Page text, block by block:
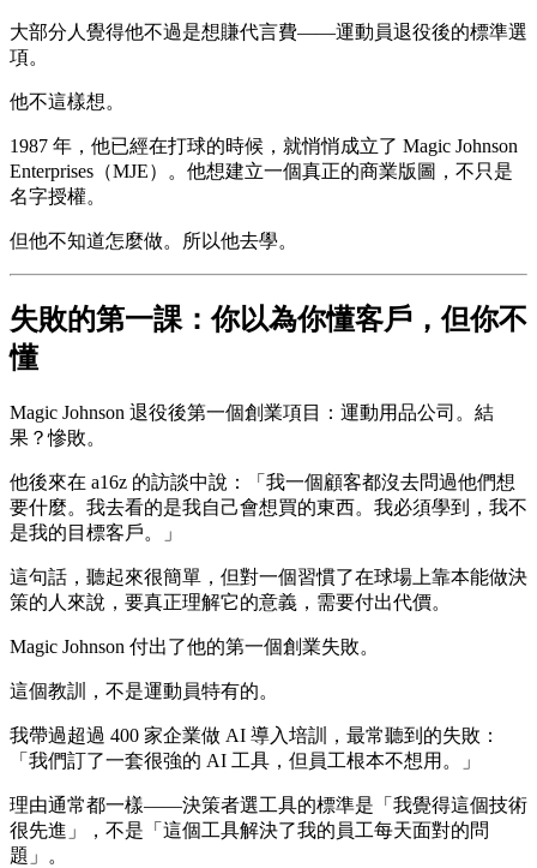
大部分人覺得他不過是想賺代言費——運動員退役後的標準選
項。
他不這樣想。
1987 年，他已經在打球的時候，就悄悄成立了 Magic Johnson
Enterprises（MJE）。他想建立一個真正的商業版圖，不只是
名字授權。
但他不知道怎麼做。所以他去學。
失敗的第一課：你以為你懂客戶，但你不
懂
Magic Johnson 退役後第一個創業項目：運動用品公司。結
果？慘敗。
他後來在 a16z 的訪談中說：「我一個顧客都沒去問過他們想
要什麼。我去看的是我自己會想買的東西。我必須學到，我不
是我的目標客戶。」
這句話，聽起來很簡單，但對一個習慣了在球場上靠本能做決
策的人來說，要真正理解它的意義，需要付出代價。
Magic Johnson 付出了他的第一個創業失敗。
這個教訓，不是運動員特有的。
我帶過超過 400 家企業做 AI 導入培訓，最常聽到的失敗：
「我們訂了一套很強的 AI 工具，但員工根本不想用。」
理由通常都一樣——決策者選工具的標準是「我覺得這個技術
很先進」，不是「這個工具解決了我的員工每天面對的問
題」。